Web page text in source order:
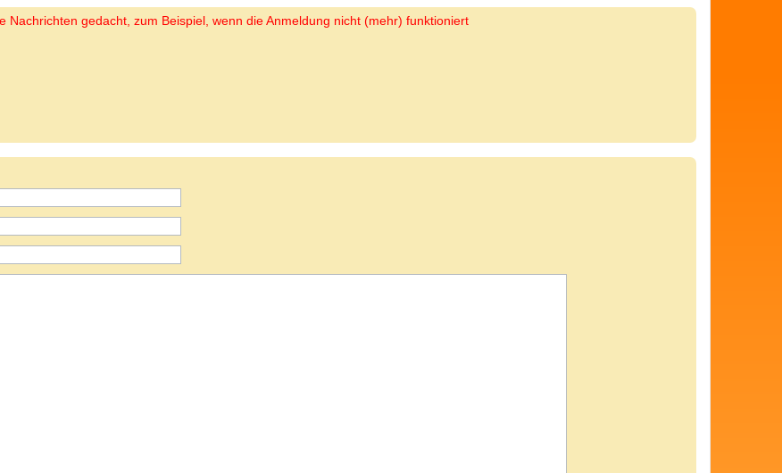
Nachrichten gedacht, zum Beispiel, wenn die Anmeldung nicht (mehr) funktioniert